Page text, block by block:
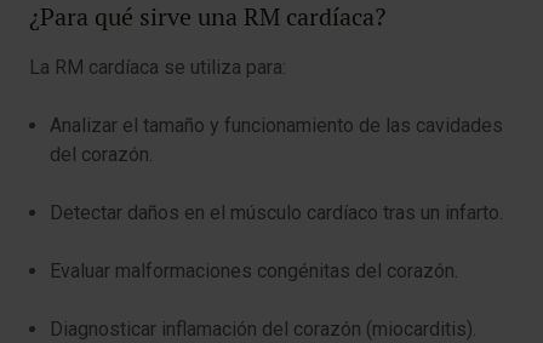
¿Para qué sirve una RM cardíaca?
La RM cardíaca se utiliza para:
Analizar el tamaño y funcionamiento de las cavidades
del corazón.
Detectar daños en el músculo cardíaco tras un infarto.
Evaluar malformaciones congénitas del corazón.
Diagnosticar inflamación del corazón (miocarditis).